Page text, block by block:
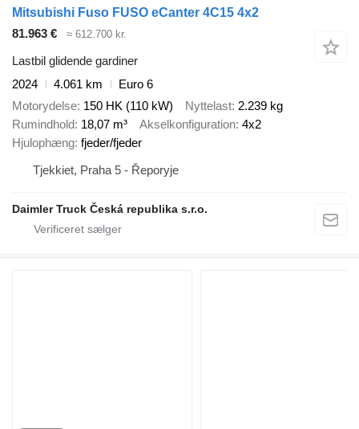
Mitsubishi Fuso FUSO eCanter 4C15 4x2
81.963 €
≈ 612.700 kr.
Lastbil glidende gardiner
2024
4.061 km
Euro 6
Motorydelse 150 HK (110 kW) Nyttelast 2.239 kg
Rumindhold 18,07 m³ Akselkonfiguration 4x2
Hjulophæng fjeder/fjeder
Tjekkiet, Praha 5 - Řeporyje
Daimler Truck Česká republika s.r.o.